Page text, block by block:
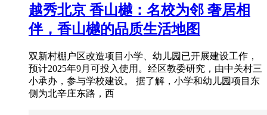
越秀北京 香山樾：名校为邻 奢居相
伴，香山樾的品质生活地图
双新村棚户区改造项目小学、幼儿园已开展建设工作，
预计2025年9月可投入使用。经区教委研究，由中关村三
小承办，参与学校建设。 据了解，小学和幼儿园项目东
侧为北辛庄东路，西